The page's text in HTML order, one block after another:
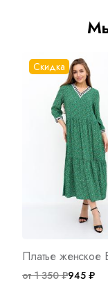
Скидка
от 1 350 ₽945 ₽